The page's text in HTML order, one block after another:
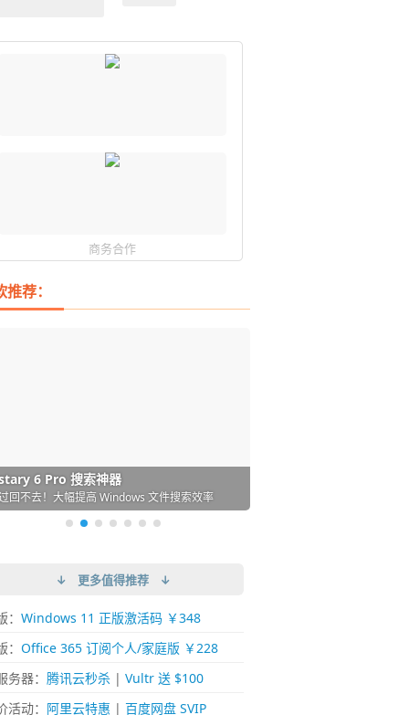
商务合作
荐：
必备的下载神器
的 Windows 平台下载工具
6 Pro 搜索神器
回不去！大幅提高 Windows 文件搜索效率
桌面图标自动整理/美化神器
必备！图标再多桌面也不再凌乱！
Desktop 虚拟机
上流畅运行 Windows (支持 M 芯片)
下载网络视频的神器 (Mac)
下视频，超简单好用！谁用谁知道
- 极简好用的 Markdown 编辑器
写作体验！跨平台支持 Win / Mac
↓ 更多值得推荐 ↓
Windows 11 正版激活码 ￥348
Office 365 订阅个人/家庭版 ￥228
务器： 腾讯云秒杀| Vultr 送 $100
活动： 阿里云特惠 | 百度网盘 SVIP